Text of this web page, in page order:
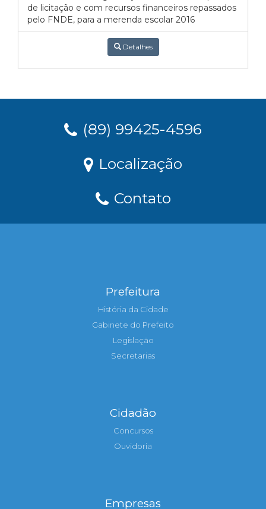
de licitação e com recursos financeiros repassados
pelo FNDE, para a merenda escolar 2016
Detalhes
(89) 99425-4596
Localização
Contato
Prefeitura
História da Cidade
Gabinete do Prefeito
Legislação
Secretarias
Cidadão
Concursos
Ouvidoria
Empresas